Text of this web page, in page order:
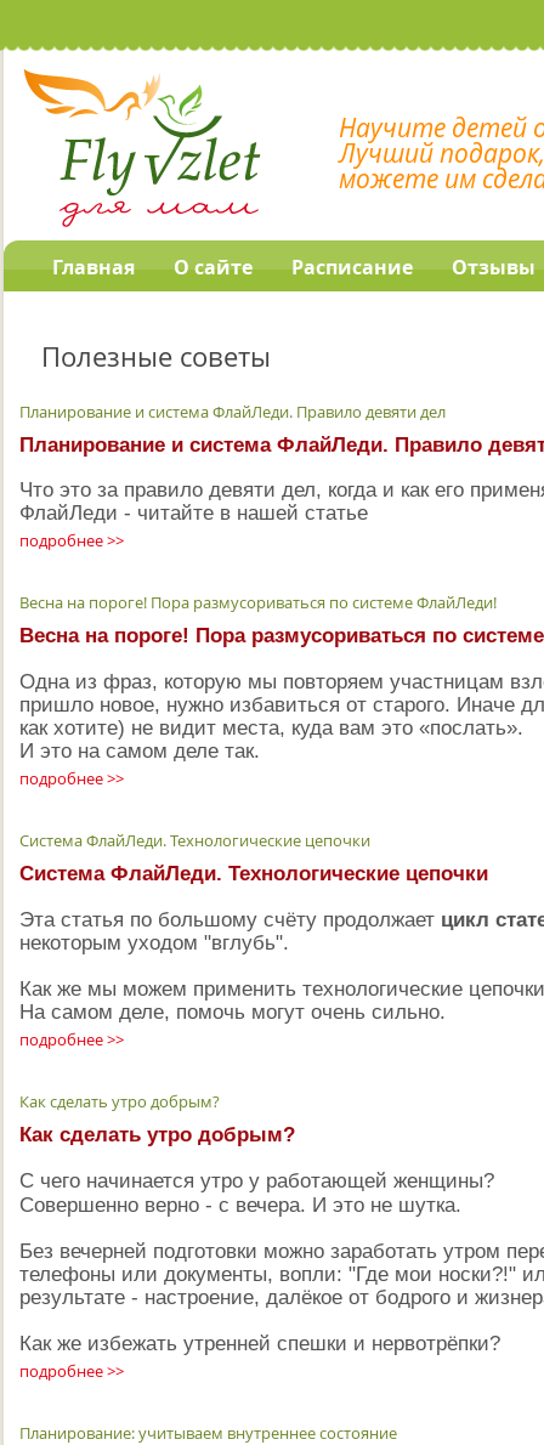
Научите детей
Лучший
можете им
Главная О сайте Расписание Отзывы
Полезные советы
Планирование и система ФлайЛеди. Правило девяти дел
Планирование и система ФлайЛеди. Правило
Что это за правило девяти дел, когда и как его
ФлайЛеди - читайте в нашей статье
подробнее >>
Весна на пороге! Пора размусориваться по системе ФлайЛеди!
Весна на пороге! Пора размусориваться по
Одна из фраз, которую мы повторяем участницам
пришло новое, нужно избавиться от старого. Иначе
как хотите) не видит места, куда вам это «послать».
И это на самом деле так.
подробнее >>
Система ФлайЛеди. Технологические цепочки
Система ФлайЛеди. Технологические цепочки
Эта статья по большому счёту продолжает цикл
некоторым уходом "вглубь".
Как же мы можем применить технологические
На самом деле, помочь могут очень сильно.
подробнее >>
Как сделать утро добрым?
Как сделать утро добрым?
С чего начинается утро у работающей женщины?
Совершенно верно - с вечера. И это не шутка.
Без вечерней подготовки можно заработать утром
телефоны или документы, вопли: "Где мои носки?!"
результате - настроение, далёкое от бодрого и
Как же избежать утренней спешки и нервотрёпки?
подробнее >>
Планирование: учитываем внутреннее состояние